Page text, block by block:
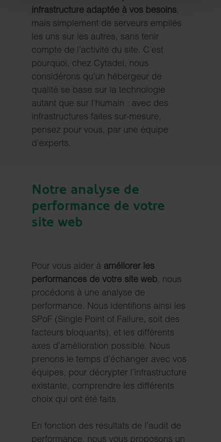
infrastructure adaptée à vos besoins,
mais simplement de serveurs empilés
les uns sur les autres, sans tenir
compte de l’activité du site. C’est
pourquoi, chez Cytadel, nous
considérons qu’un hébergeur de
qualité se base sur la technologie
autant que sur l’humain : avec des
infrastructures faites sur-mesure,
pensez pour vous, par une équipe
d’experts.
Notre analyse de
performance de votre
site web
Pour vous aider à améliorer les
performances de votre site web, nous
procédons à une analyse de
performance. Nous identifions ainsi les
SPoF (Single Point of Failure, soit des
facteurs bloquants), et les différents
axes d’amélioration possible. Nous
prenons le temps d’échanger avec vos
équipes, pour décrypter l’infrastructure
existante, comprendre les différents
choix qui ont été faits.
En fonction des résultats de l’audit de
performance, nous vous proposons un